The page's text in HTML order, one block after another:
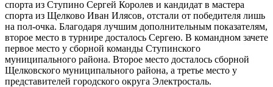
спорта из Ступино Сергей Королев и кандидат в мастера
спорта из Щелково Иван Илясов, отстали от победителя лишь
на пол-очка. Благодаря лучшим дополнительным показателям,
второе место в турнире досталось Сергею. В командном зачете
первое место у сборной команды Ступинского
муниципального района. Второе место досталось сборной
Щелковского муниципального района, а третье место у
представителей городского округа Электросталь.